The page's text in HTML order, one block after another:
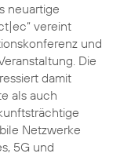
neuartige
vereint
und
Die
damit
als auch
Netzwerke
5G und